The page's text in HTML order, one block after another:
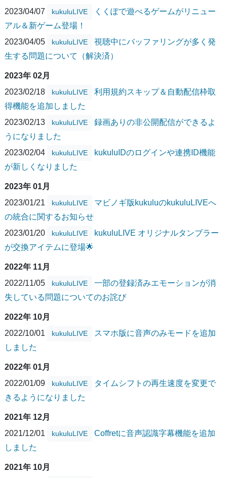
2023/04/07
kukuluLIVE
くくぽで遊べるゲームがリニュー
アル＆新ゲーム登場！
2023/04/05
kukuluLIVE
視聴中にバッファリングが多く発
生する問題について（解決済）
2023年 02月
2023/02/18
kukuluLIVE
利用規約スキップ＆自動配信枠取
得機能を追加しました
2023/02/13
kukuluLIVE
録画ありの非公開配信ができるよ
うになりました
2023/02/04
kukuluLIVE
kukuluIDのログインや連携ID機能
が新しくなりました
2023年 01月
2023/01/21
kukuluLIVE
マビノギ版kukuluのkukuluLIVEへ
の統合に関するお知らせ
2023/01/20
kukuluLIVE
kukuluLIVE オリジナルタンブラー
が交換アイテムに登場🌟
2022年 11月
2022/11/05
kukuluLIVE
一部の登録済みエモーションが消
失している問題についてのお詫び
2022年 10月
2022/10/01
kukuluLIVE
スマホ版に音声のみモードを追加
しました
2022年 01月
2022/01/09
kukuluLIVE
タイムシフトの再生速度を変更で
きるようになりました
2021年 12月
2021/12/01
kukuluLIVE
Coffretに音声認識字幕機能を追加
しました
2021年 10月